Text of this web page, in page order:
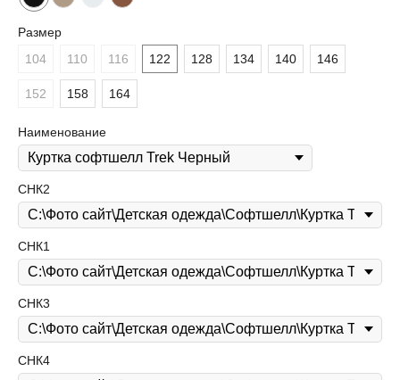
Размер
104
110 116 122 128 134 140 146
152 158 164
Наименование
СНК2
СНК1
СНК3
СНК4